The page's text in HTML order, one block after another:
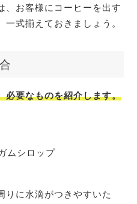
、お客様にコーヒーを出す
式揃えておきましょう。
必要なものを紹介します。
ムシロップ
りに水滴がつきやすいた